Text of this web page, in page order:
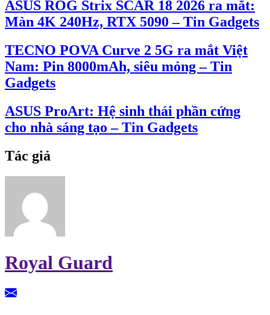
ASUS ROG Strix SCAR 18 2026 ra mắt:
Màn 4K 240Hz, RTX 5090 – Tin Gadgets
TECNO POVA Curve 2 5G ra mắt Việt
Nam: Pin 8000mAh, siêu mỏng – Tin
Gadgets
ASUS ProArt: Hệ sinh thái phần cứng
cho nhà sáng tạo – Tin Gadgets
Tác giả
Royal Guard